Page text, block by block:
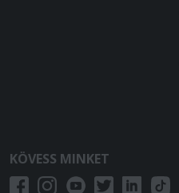
KÖVESS MINKET